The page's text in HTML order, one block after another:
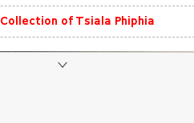
Collection of Tsiala Phiphia